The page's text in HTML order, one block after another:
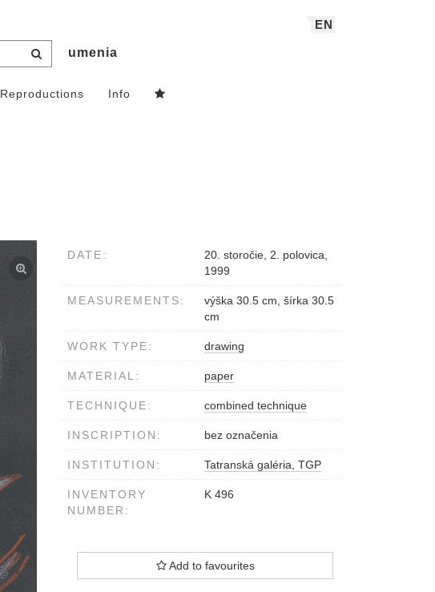
EN
umenia
Reproductions Info
DATE:
20. storočie, 2. polovica,
1999
MEASUREMENTS:
výška 30.5 cm, šírka 30.5
cm
WORK TYPE: drawing
MATERIAL: paper
TECHNIQUE: combined technique
INSCRIPTION: bez označenia
INSTITUTION: Tatranská galéria, TGP
INVENTORY
NUMBER:
K 496
Add to favourites